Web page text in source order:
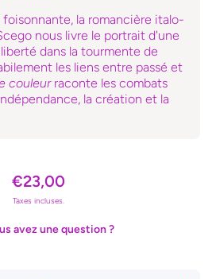
la romancière italo-
nous livre le portrait d'une
dans la tourmente de
les liens entre passé et
couleurraconte les combats
la création et la
€23,00
Taxes incluses.
avez une question ?